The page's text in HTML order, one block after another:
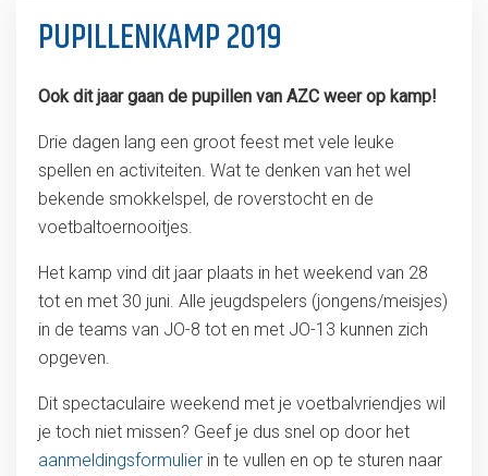
PUPILLENKAMP 2019
Ook dit jaar gaan de pupillen van AZC weer op kamp!
Drie dagen lang een groot feest met vele leuke
spellen en activiteiten. Wat te denken van het wel
bekende smokkelspel, de roverstocht en de
voetbaltoernooitjes.
Het kamp vind dit jaar plaats in het weekend van 28
tot en met 30 juni. Alle jeugdspelers (jongens/meisjes)
in de teams van JO-8 tot en met JO-13 kunnen zich
opgeven.
Dit spectaculaire weekend met je voetbalvriendjes wil
je toch niet missen? Geef je dus snel op door het
aanmeldingsformulierin te vullen en op te sturen naar